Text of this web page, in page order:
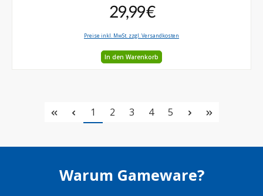
29,99 €
Preise inkl. MwSt. zzgl. Versandkosten
In den Warenkorb
Seite
1 Seite
2 Seite
3 Seite
4 Seite
5
Warum Gameware?